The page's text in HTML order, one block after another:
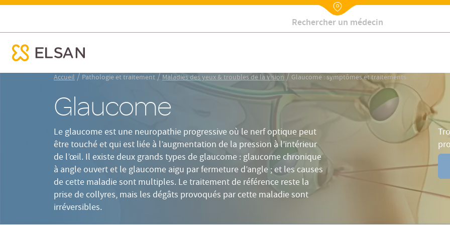
Nx:Aller
Nx:Annuaire
Contactez-nous
Glaucome : symptômes et traitements
menu mobile
Accueil/ Pathologie et traitement/Maladies des yeux & troubles de la vision/ Glaucome : symptômes et traitements
Glaucome
Le glaucome est une neuropathie progressive où le nerf optique peut
être touché et qui est liée à l’augmentation de la pression à l’intérieur
de l’œil. Il existe deux grands types de glaucome : glaucome chronique
à angle ouvert et le glaucome aigu par fermeture d’angle ; et les causes
de cette maladie sont multiples. Le traitement de référence reste la
prise de collyres, mais les dégâts provoqués par cette maladie sont
irréversibles.
Traitements Prévention